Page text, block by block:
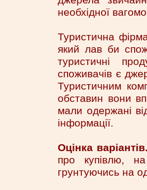
необхідної
Туристична
який лав би
туристичні
споживачів є
Туристичним
обставин вони
мали одержані
інформації.
Оцінка
про купівлю,
грунтуючись на